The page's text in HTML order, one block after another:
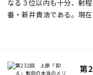
なる３位以内も十分、射
番・新井貴浩である。現
５分を切っていた打率も
第